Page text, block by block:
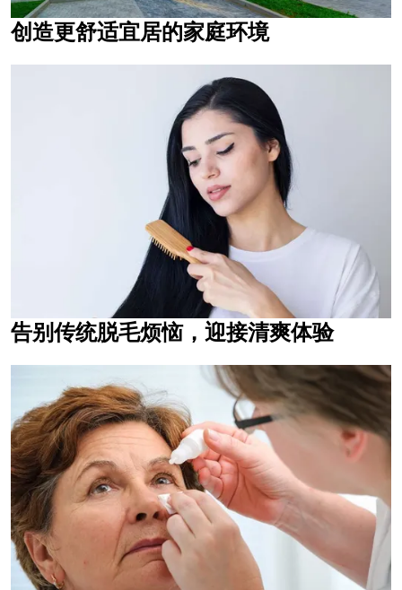
创造更舒适宜居的家庭环境
告别传统脱毛烦恼，迎接清爽体验